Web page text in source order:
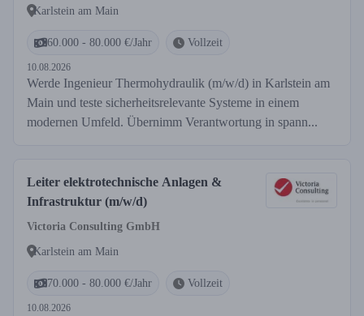
Karlstein am Main
60.000 - 80.000 €/Jahr Vollzeit
10.08.2026
Werde Ingenieur Thermohydraulik (m/w/d) in Karlstein am
Main und teste sicherheitsrelevante Systeme in einem
modernen Umfeld. Übernimm Verantwortung in spann...
Leiter elektrotechnische Anlagen &
Infrastruktur (m/w/d)
Victoria Consulting GmbH
Karlstein am Main
70.000 - 80.000 €/Jahr Vollzeit
10.08.2026